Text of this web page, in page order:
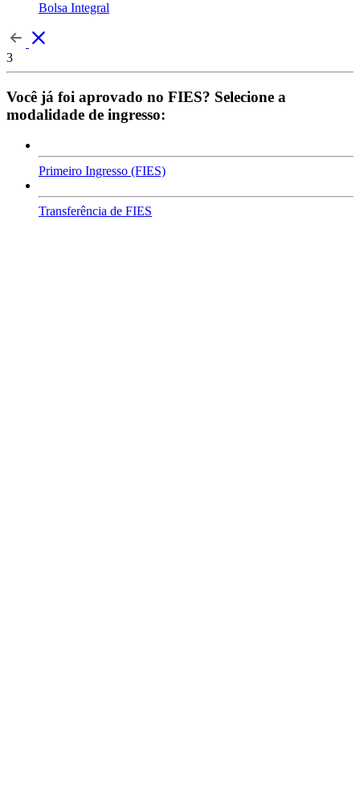
Bolsa Integral
3
Você já foi aprovado no FIES? Selecione a
modalidade de ingresso:
Primeiro Ingresso (FIES)
Transferência de FIES